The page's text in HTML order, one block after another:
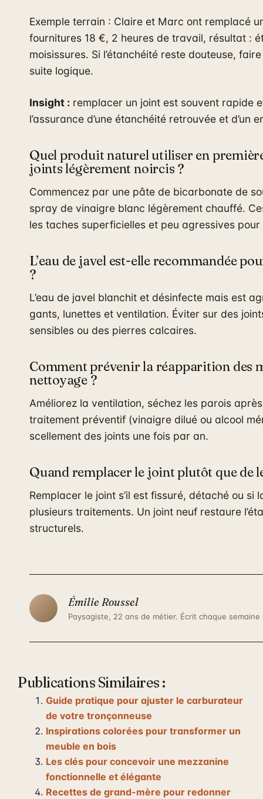
Exemple terrain : Claire et Marc ont remplacé
fournitures 18 €, 2 heures de travail, résultat :
moisissures. Si l’étanchéité reste douteuse,
suite logique.
Insight : remplacer un joint est souvent rapide
l’assurance d’une étanchéité retrouvée et d’un
Quel produit naturel utiliser en
joints légèrement noircis ?
Commencez par une pâte de bicarbonate de
spray de vinaigre blanc légèrement chauffé.
les taches superficielles et peu agressives
L’eau de javel est-elle recommandée
?
L’eau de javel blanchit et désinfecte mais est
gants, lunettes et ventilation. Éviter sur des
sensibles ou des pierres calcaires.
Comment prévenir la réapparition des
nettoyage ?
Améliorez la ventilation, séchez les parois
traitement préventif (vinaigre dilué ou alcool
scellement des joints une fois par an.
Quand remplacer le joint plutôt que de
Remplacer le joint s’il est fissuré, détaché ou si
plusieurs traitements. Un joint neuf restaure
structurels.
Émilie Roussel
Paysagiste, 22 ans de métier. Écrit chaque semaine
Publications Similaires :
Guide pratique pour ajuster le carburateur
de votre tronçonneuse
Inspirations colorées pour transformer un
meuble en bois
Les clés pour concevoir une mezzanine
fonctionnelle et élégante
Recettes de grand-mère pour redonner